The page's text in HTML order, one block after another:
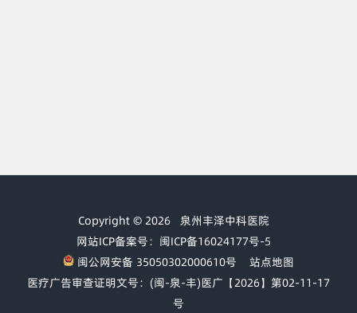
Copyright © 2026 泉州丰泽中科医院
网站ICP备案号：闽ICP备16024177号-5
闽公网安备 35050302000610号
站点地图
医疗广告审查证明文号：(闽-泉-丰)医广【2026】第02-11-17
号